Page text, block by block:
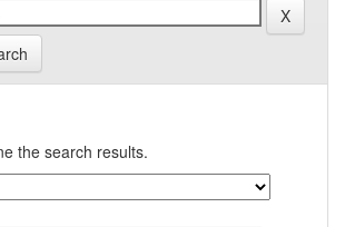
the search results.